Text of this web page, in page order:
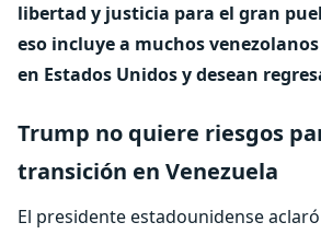
libertad y justicia para el gran
eso incluye a muchos
en Estados Unidos y desean
Trump no quiere riesgos
transición en Venezuela
El presidente estadounidense